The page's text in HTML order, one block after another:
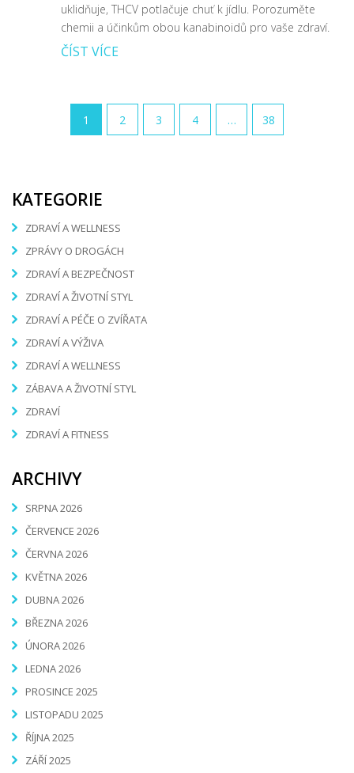
uklidňuje, THCV potlačuje chuť k jídlu. Porozuměte
chemii a účinkům obou kanabinoidů pro vaše zdraví.
ČÍST VÍCE
1 2 3 4 … 38
KATEGORIE
ZDRAVÍ A WELLNESS
ZPRÁVY O DROGÁCH
ZDRAVÍ A BEZPEČNOST
ZDRAVÍ A ŽIVOTNÍ STYL
ZDRAVÍ A PÉČE O ZVÍŘATA
ZDRAVÍ A VÝŽIVA
ZDRAVÍ A WELLNESS
ZÁBAVA A ŽIVOTNÍ STYL
ZDRAVÍ
ZDRAVÍ A FITNESS
ARCHIVY
SRPNA 2026
ČERVENCE 2026
ČERVNA 2026
KVĚTNA 2026
DUBNA 2026
BŘEZNA 2026
ÚNORA 2026
LEDNA 2026
PROSINCE 2025
LISTOPADU 2025
ŘÍJNA 2025
ZÁŘÍ 2025